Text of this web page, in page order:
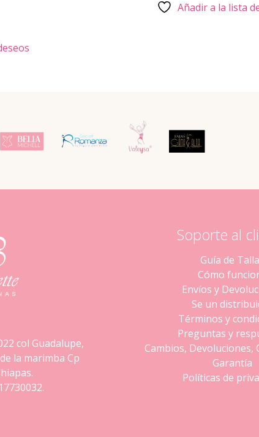
Añadir a la lista
col Guadalupe,
la marimba Cp
Soporte al
Guía de
Cómo
Envíos y
Se un
Términos y
Preguntas y
Cambios, Devoluciones,
Garantía
Políticas de